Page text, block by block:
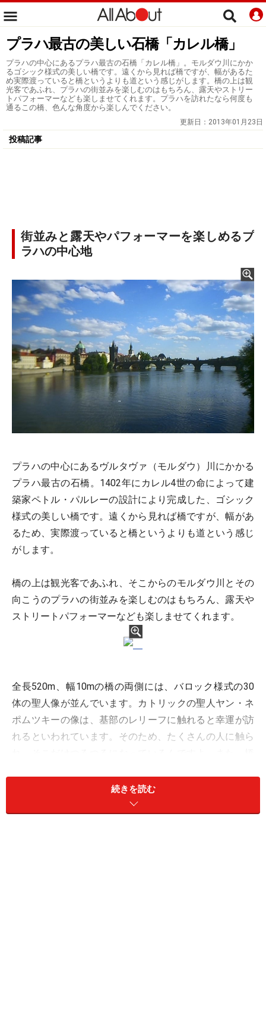
プラハ最古の美しい石橋「カレル橋」
プラハの中心にあるプラハ最古の石橋「カレル橋」。モルダウ川にかか
るゴシック様式の美しい橋です。遠くから見れば橋ですが、幅があるた
め実際渡っていると橋というよりも道という感じがします。橋の上は観
光客であふれ、プラハの街並みを楽しむのはもちろん、露天やストリー
トパフォーマーなども楽しませてくれます。プラハを訪れたなら何度も
通るこの橋、色んな角度から楽しんでください。
更新日： 2013年01月23日
投稿記事
街並みと露天やパフォーマーを楽しめるプ
ラハの中心地
プラハの中心にあるヴルタヴァ（モルダウ）川にかかる
プラハ最古の石橋。1402年にカレル4世の命によって建
築家ペトル・パルレーの設計により完成した、ゴシック
様式の美しい橋です。遠くから見れば橋ですが、幅があ
るため、実際渡っていると橋というよりも道という感じ
がします。
橋の上は観光客であふれ、そこからのモルダウ川とその
向こうのプラハの街並みを楽しむのはもちろん、露天や
ストリートパフォーマーなども楽しませてくれます。
全長520m、幅10mの橋の両側には、バロック様式の30
体の聖人像が並んでいます。カトリックの聖人ヤン・ネ
ポムツキーの像は、基部のレリーフに触れると幸運が訪
れるといわれています。そのため、たくさんの人に触ら
プラハの中心にあるため、プラハを訪れたなら何度も通
続きを読む